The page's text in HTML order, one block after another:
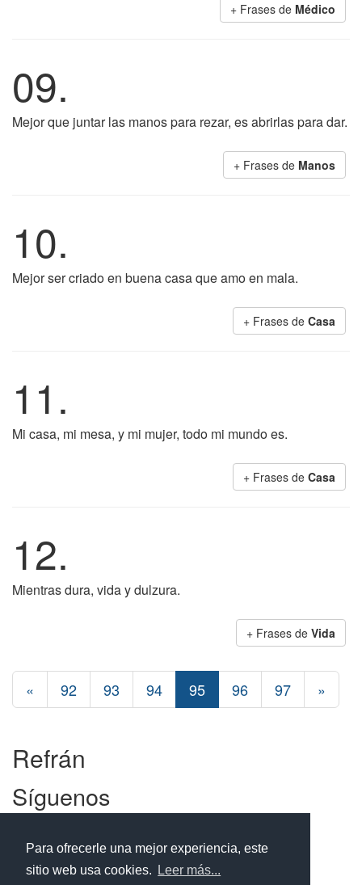
Para ofrecerle una mejor experiencia, este
sitio web usa cookies.
Leer más...
+ Frases de Médico
09.
Mejor que juntar las manos para rezar, es abrirlas para dar.
+ Frases de Manos
10.
Mejor ser criado en buena casa que amo en mala.
+ Frases de Casa
11.
Mi casa, mi mesa, y mi mujer, todo mi mundo es.
+ Frases de Casa
12.
Mientras dura, vida y dulzura.
+ Frases de Vida
« 92 93 94 95 96 97 »
Refrán
Síguenos